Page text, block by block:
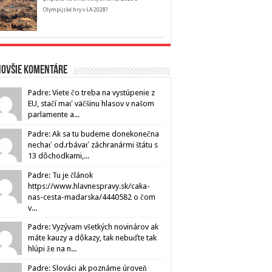
Olympijské hry v LA 2028?
komentáre
Padre: Viete čo treba na vystúpenie z
EU, stačí mať väčšinu hlasov v našom
parlamente a...
Padre: Ak sa tu budeme donekonečna
nechať od.rbávať záchranármi štátu s
13 dôchodkami,...
Padre: Tu je článok
https://www.hlavnespravy.sk/caka-
nas-cesta-madarska/4440582 o čom
v...
Padre: Vyzývam všetkých novinárov ak
máte kauzy a dôkazy, tak nebuďte tak
hlúpi že na n...
Padre: Slováci ak poznáme úroveň